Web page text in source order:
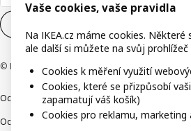
© Inter IKEA Systems B.V. 1999-2026
Ochrana osobních údajůCookiesSpolečně
Ochrana Oznamovatelů
Vaše cookies, vaše pravidla
Na IKEA.cz máme cookies.
ale další si můžete na svůj
Cookies k měření využití
Cookies, které se přizpůsobí
zapamatují váš košík)
Cookies pro reklamu, marketing